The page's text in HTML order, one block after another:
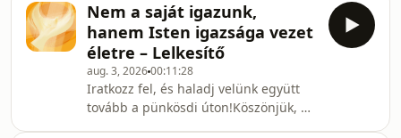
Nem a saját igazunk,
hanem Isten igazsága vezet
életre – Lelkesítő
aug. 3, 202600:11:28
Iratkozz fel, és haladj velünk együtt
tovább a pünkösdi úton!Köszönjük, ha